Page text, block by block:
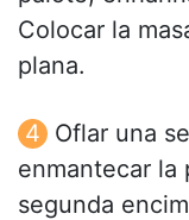
Colocar la
plana.
Oflar una
enmantecar la
segunda